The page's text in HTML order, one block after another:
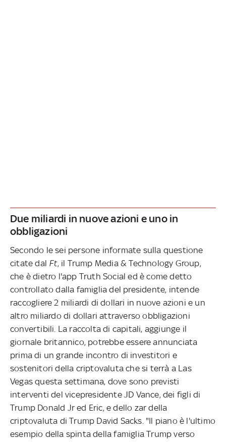
Due miliardi in nuove azioni e uno in
obbligazioni
Secondo le sei persone informate sulla questione
citate dal Ft, il Trump Media & Technology Group,
che è dietro l'app Truth Social ed è come detto
controllato dalla famiglia del presidente, intende
raccogliere 2 miliardi di dollari in nuove azioni e un
altro miliardo di dollari attraverso obbligazioni
convertibili. La raccolta di capitali, aggiunge il
giornale britannico, potrebbe essere annunciata
prima di un grande incontro di investitori e
sostenitori della criptovaluta che si terrà a Las
Vegas questa settimana, dove sono previsti
interventi del vicepresidente JD Vance, dei figli di
Trump Donald Jr ed Eric, e dello zar della
criptovaluta di Trump David Sacks. "Il piano è l'ultimo
esempio della spinta della famiglia Trump verso